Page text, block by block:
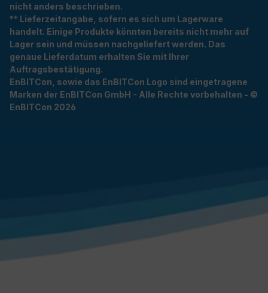
nicht anders beschrieben.
** Lieferzeitangabe, sofern es sich um Lagerware
handelt. Einige Produkte könnten bereits nicht mehr auf
Lager sein und müssen nachgeliefert werden. Das
genaue Lieferdatum erhalten Sie mit Ihrer
Auftragsbestätigung.
EnBITCon, sowie das EnBITCon Logo sind eingetragene
Marken der EnBITCon GmbH - Alle Rechte vorbehalten - ©
EnBITCon 2026